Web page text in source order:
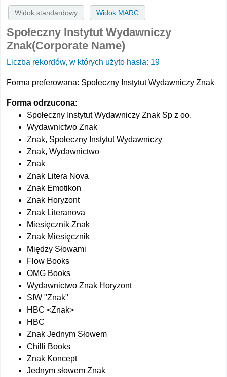
Widok standardowy Widok MARC
Społeczny Instytut Wydawniczy
Znak(Corporate Name)
Liczba rekordów, w których użyto hasła: 19
Forma preferowana: Społeczny Instytut Wydawniczy Znak
Forma odrzucona:
Społeczny Instytut Wydawniczy Znak Sp z oo.
Wydawnictwo Znak
Znak, Społeczny Instytut Wydawniczy
Znak, Wydawnictwo
Znak
Znak Litera Nova
Znak Emotikon
Znak Horyzont
Znak Literanova
Miesięcznik Znak
Znak Miesięcznik
Między Słowami
Flow Books
OMG Books
Wydawnictwo Znak Horyzont
SIW "Znak"
HBC <Znak>
HBC
Znak Jednym Słowem
Chilli Books
Znak Koncept
Jednym słowem Znak